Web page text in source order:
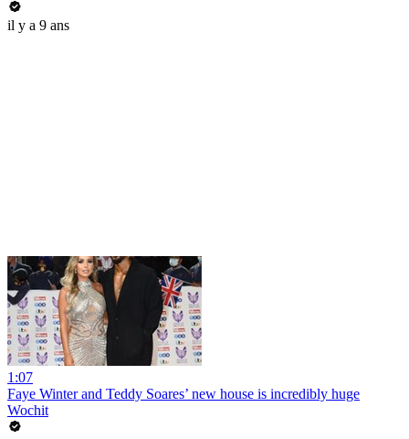
il y a 9 ans
1:07
Faye Winter and Teddy Soares’ new house is incredibly huge
Wochit